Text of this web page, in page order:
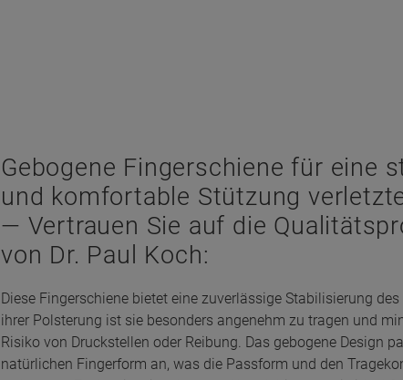
Gebogene Fingerschiene für eine
und komfortable Stützung
— Vertrauen Sie auf die
von Dr. Paul Koch:
Diese Fingerschiene bietet eine zuverlässige Stabilisierung
ihrer Polsterung ist sie besonders angenehm zu tragen und
Risiko von Druckstellen oder Reibung. Das gebogene Design
natürlichen Fingerform an, was die Passform und den